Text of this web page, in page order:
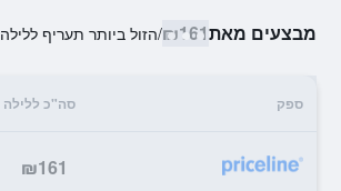
מבצעים מאת₪161
/הזול ביותר תעריף ללילה
ספק סה"כ ללילה
₪161